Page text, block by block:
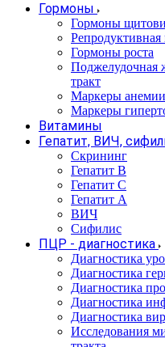
Гормоны
Гормоны
Гормоны роста
Поджелудочная
тракт
Маркеры анемии
Маркеры
Витамины
Гепатит, ВИЧ,
Скрининг
Гепатит В
Гепатит С
Гепатит А
ВИЧ
Сифилис
ПЦР - диагностика
Диагностика
Диагностика
Диагностика
Диагностика
Диагностика
Исследования